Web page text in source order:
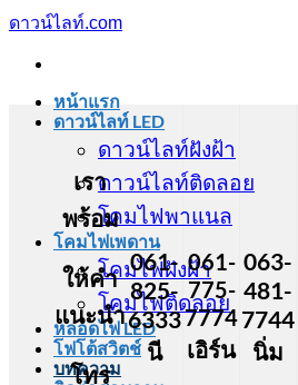
ข้าม
เนื้อหา
ดาวน์ไลท์.com
หน้าแรก
ดาวน์ไลท์ LED
ดาวน์ไลท์ฝังฝ้า
ดาวน์ไลท์ติดลอย
โคมไฟพาแนล
โคมไฟเพดาน
โคมไฟฝังฝ้า
โคมไฟติดลอย
หลอดไฟ LED
โฟโต้สวิตช์
บทความ
เรา
พร้อม
ให้คำ
แนะนำ
โทร
061-
825-
6333
นี
061-
775-
7774
เอิร์น
063-
481-
7744
นิ่ม